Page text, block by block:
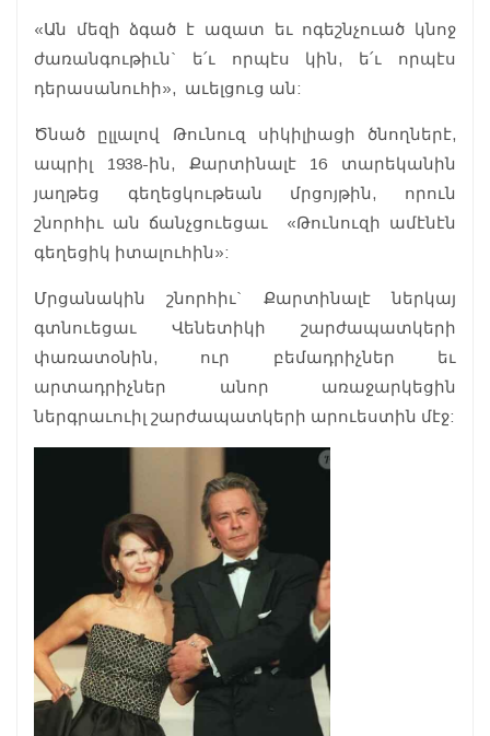
«Ան մեզի ձգած է ազատ եւ ոգեշնչուած կնոջ
ժառանգութիւն` ե՛ւ որպէս կին, ե՛ւ որպէս
դերասանուհի», աւելցուց ան:
Ծնած ըլլալով Թունուզ սիկիլիացի ծնողներէ,
ապրիլ 1938-ին, Քարտինալէ 16 տարեկանին
յաղթեց գեղեցկութեան մրցոյթին, որուն
շնորհիւ ան ճանչցուեցաւ «Թունուզի ամէնէն
գեղեցիկ իտալուհին»:
Մրցանակին շնորհիւ` Քարտինալէ ներկայ
գտնուեցաւ Վենետիկի շարժապատկերի
փառատօնին, ուր բեմադրիչներ եւ
արտադրիչներ անոր առաջարկեցին
ներգրաւուիլ շարժապատկերի արուեստին մէջ: